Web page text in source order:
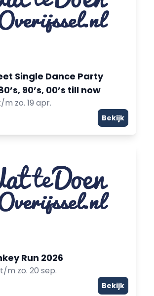
Single Dance Party
90’s, 00’s till now
m zo. 19 apr.
Bekijk
Run 2026
m zo. 20 sep.
Bekijk